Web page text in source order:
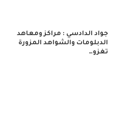
جواد الدادسي : مراكز ومعاهد
الدبلومات والشواهد المزورة
تغزو…